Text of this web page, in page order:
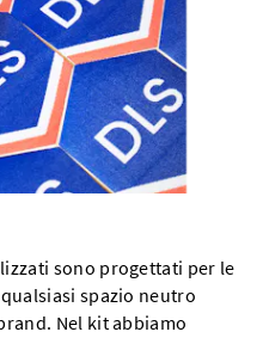
sono progettati per le
spazio neutro
Nel kit abbiamo